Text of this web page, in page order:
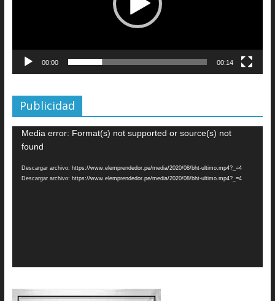
00:00 00:14
Publicidad
Reproductor
Media error: Format(s) not supported or source(s) not
found
Descargar archivo: https://www.elemprendedor.pe/media/2020/08/bht-ultimo.mp4?_=4
Descargar archivo: https://www.elemprendedor.pe/media/2020/08/bht-ultimo.mp4?_=4